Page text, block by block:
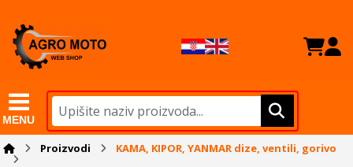
MENU
Proizvodi KAMA, KIPOR, YANMAR dize, ventili, gorivo